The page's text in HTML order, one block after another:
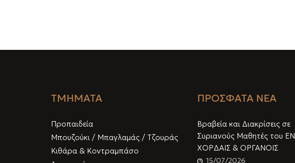
ΤΜΗΜΑΤΑ
Προπαιδεία
Μπουζούκι / Μπαγλαμάς / Τζουράς
Κιθάρα & Κοντραμπάσο
ΠΡΟΣΦΑΤΑ ΝΕΑ
Βραβεία και Διακρίσεις σε
Συριανούς Μαθητές του ΕΝ
ΧΟΡΔΑΙΣ & ΟΡΓΑΝΟΙΣ
15/07/2026